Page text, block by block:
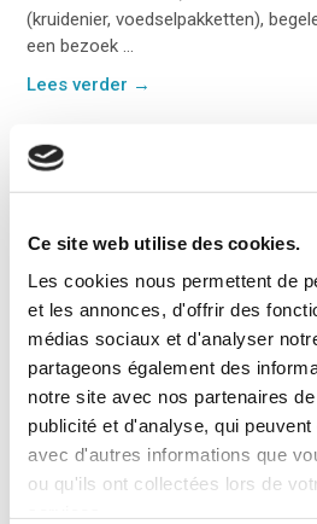
Ce site web utilise des cookies.
Les cookies nous permettent de
et les annonces, d'offrir des
médias sociaux et d'analyser
partageons également des
notre site avec nos partenaires
publicité et d'analyse, qui
avec d'autres informations que
ou qu'ils ont collectées lors de
(kruidenier, voedselpakketten),
een bezoek ...
Lees verder →
Delen op: